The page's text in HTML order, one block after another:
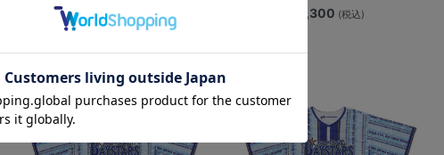
¥700(税込) ¥1,300 (税込)